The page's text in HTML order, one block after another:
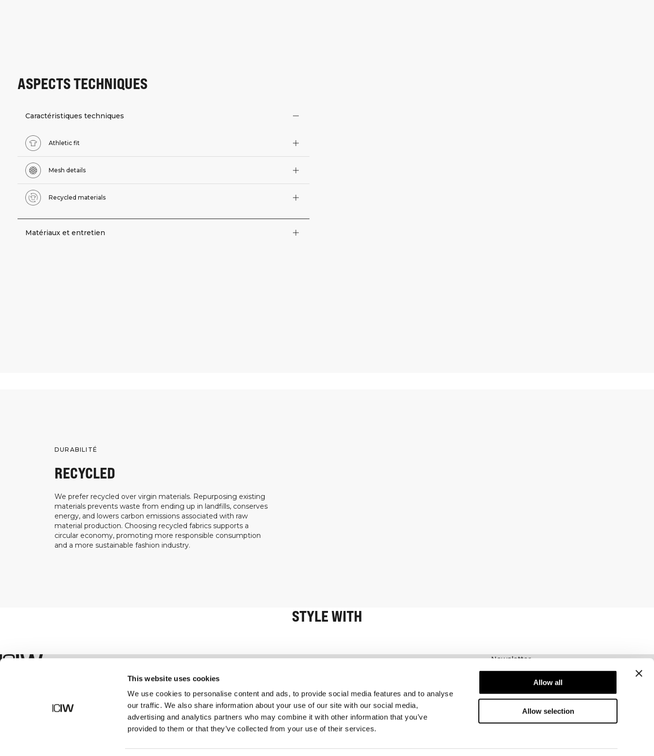
This website uses cookies
We use cookies to personalise content and ads, to provide social media features and to analyse
our traffic. We also share information about your use of our site with our social media,
advertising and analytics partners who may combine it with other information that you’ve
provided to them or that they’ve collected from your use of their services.
Allow all
Allow selection
ASPECTS TECHNIQUES
Caractéristiques techniques
Athletic fit
Mesh details
Recycled materials
Matériaux et entretien
DURABILITÉ
RECYCLED
We prefer recycled over virgin materials. Repurposing existing
materials prevents waste from ending up in landfills, conserves
energy, and lowers carbon emissions associated with raw
material production. Choosing recycled fabrics supports a
circular economy, promoting more responsible consumption
and a more sustainable fashion industry.
STYLE WITH
Newsletter
Abonnez-vous à notre newsletter! Recevez des
offres exclusives, nos dernières nouvelles et
bien plus encore.